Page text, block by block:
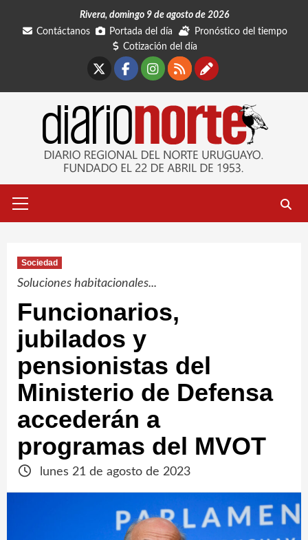
Rivera, domingo 9 de agosto de 2026
Contáctanos
Portada del día
Pronóstico del tiempo
Cotización del día
Facebook
Instagram
RSSContáctanos
primario
Sociedad
Soluciones habitacionales...
Funcionarios,
jubilados y
pensionistas del
Ministerio de Defensa
accederán a
programas del MVOT
lunes 21 de agosto de 2023